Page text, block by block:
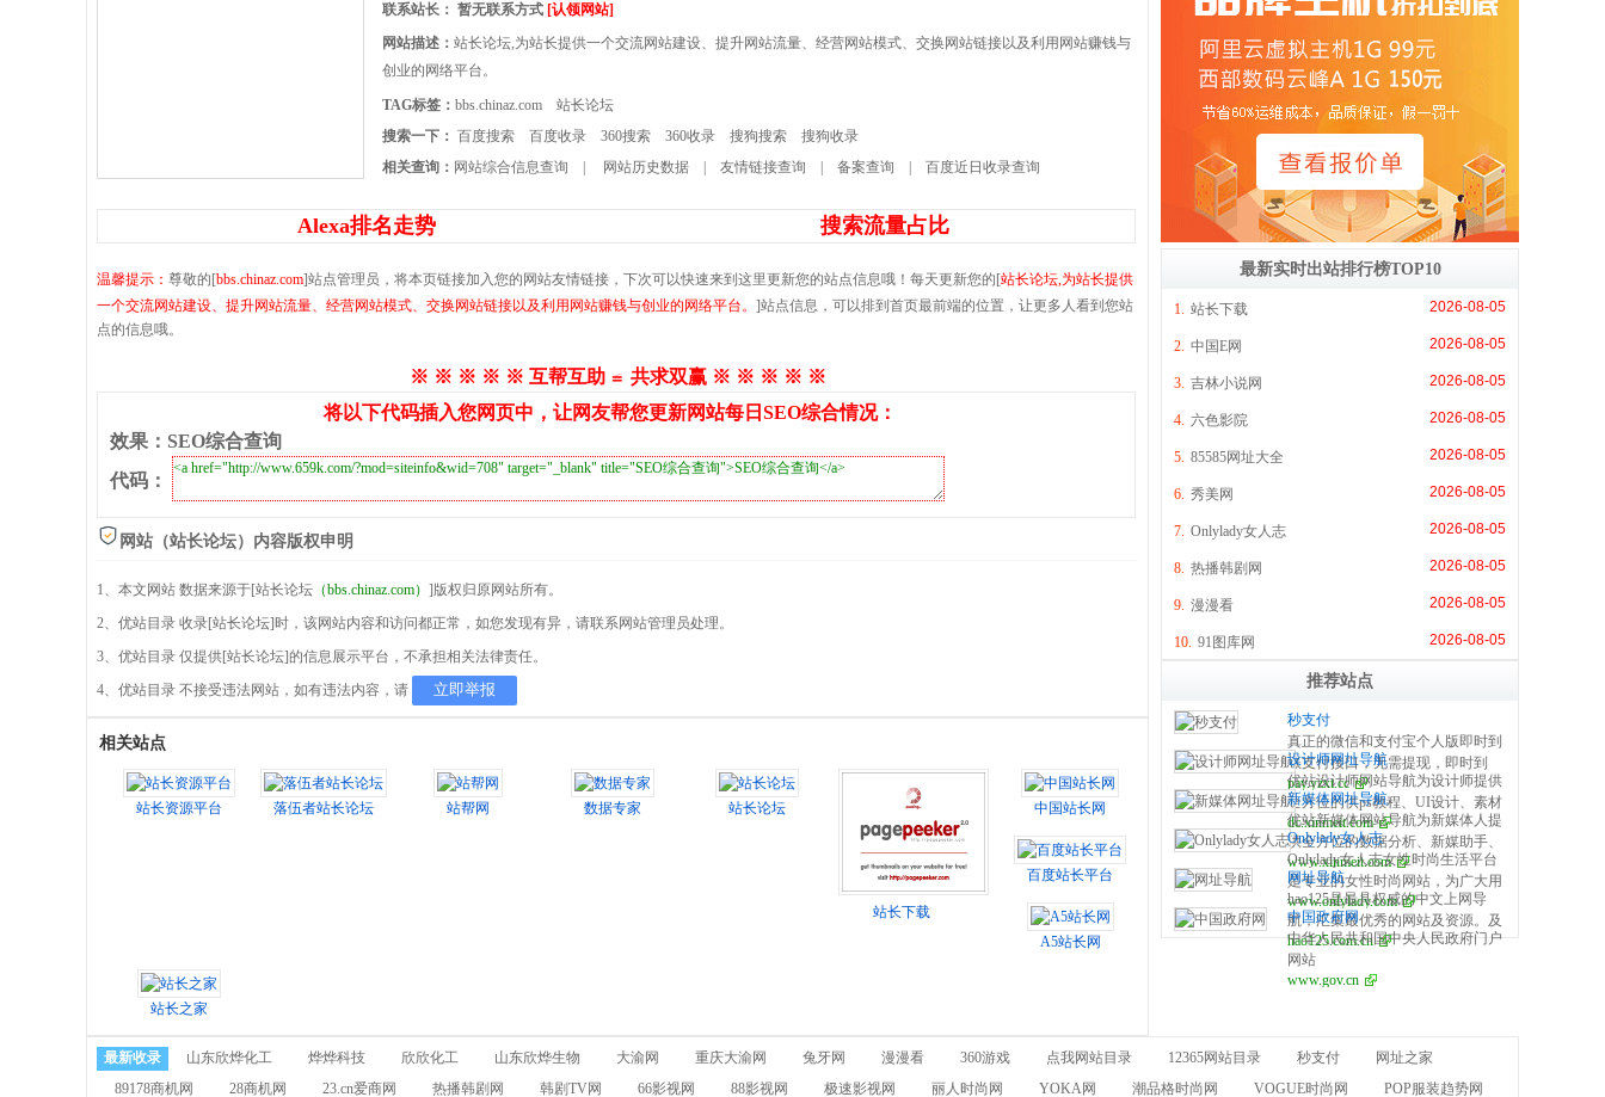
联系站长： 暂无联系方式 [认领网站]
网站描述： 站长论坛,为站长提供一个交流网站建设、提升网站流量、经营网站模式、交换网站链接以及利用网站赚钱与
创业的网络平台。
TAG标签： bbs.chinaz.com
站长论坛
搜索一下： 百度搜索 百度收录 360搜索 360收录 搜狗搜索
搜狗收录
相关查询： 网站综合信息查询 网站历史数据 友情链接查询 备案查询 百度近日收录查询
Alexa排名走势 搜索流量占比
温馨提示： 尊敬的[bbs.chinaz.com]站点管理员，将本页链接加入您的网站友情链接，下次可以快速来到这里更新您的站点信息哦！每天更新您的[站长论坛,为站长提供
一个交流网站建设、提升网站流量、经营网站模式、交换网站链接以及利用网站赚钱与创业的网络平台。 ]站点信息，可以排到首页最前端的位置，让更多人看到您站
点的信息哦。
※ ※ ※ ※ ※ 互帮互助 ≌ 共求双赢 ※ ※ ※ ※ ※
将以下代码插入您网页中，让网友帮您更新网站每日SEO综合情况：
效果 ： SEO综合查询
代码 ：
网站（站长论坛）内容版权申明
1、本文网站 数据来源于[站长论坛 （bbs.chinaz.com） ]版权归原网站所有。
2、优站目录 收录[站长论坛]时，该网站内容和访问都正常，如您发现有异，请联系网站管理员处理。
3、优站目录 仅提供[站长论坛]的信息展示平台，不承担相关法律责任。
4、优站目录 不接受违法网站，如有违法内容，请
立即举报
相关站点
站长资源平台 落伍者站长论坛 站帮网 数据专家 站长论坛
站长下载
中国站长网
百度站长平台
A5站长网
站长之家
最新实时出站排行榜TOP10
1. 站长下载 2026-08-05
2. 中国E网 2026-08-05
3. 吉林小说网 2026-08-05
4. 六色影院 2026-08-05
5. 85585网址大全 2026-08-05
6. 秀美网 2026-08-05
7. Onlylady女人志 2026-08-05
8. 热播韩剧网 2026-08-05
9. 漫漫看 2026-08-05
10. 91图库网 2026-08-05
推荐站点
秒支付
真正的微信和支付宝个人版即时到
账支付接口，无需提现，即时到
账，100%资金安全，彩虹系统合
作服务商，无需手续费，无需人工
操作，是个人收款的最佳解决方
案。
pay.yzxt.cc
设计师网址导航
优站设计师网站导航为设计师提供
全方位的供ps教程、UI设计、素材
下载、高清图库、配色方案、用户
体验、网页设计等全方位设计师网
站导航指引。每周更新及时，同时
是优站网（YOUZHAN.CO）旗下
最实用、最专业、最全面、最好用
的设计师网址导航！
dc.xinmeit.com
新媒体网址导航
优站新媒体网站导航为新媒体人提
供全方位的数据分析、新媒助手、
必备的工具资源、自媒体平台、运
营营销、学习创业等全方位新媒体
网站导航指引。每周更新及时，同
时是优站网（YOUZHAN.CO）旗
下最实用、最专业、最全面、最好
用的新媒体网址导航！
www.xinmeit.com
Onlylady女人志
Onlylady女人志女性时尚生活平台
是专业的女性时尚网站，为广大用
户提供专业的时尚潮流、美容方
法、流行趋势、服饰时装资讯，打
造专业时尚、美容、生活、达人、
互动平台。
www.onlylady.com
网址导航
hao125是最具权威的中文上网导
航，汇集最优秀的网站及资源。及
时收录影视、音乐、小说、游戏等
分类的网址和内容，让您的网络生
活更简单精彩。上网，从hao125开
hao125.com.cn
中国政府网
中华人民共和国中央人民政府门户
网站
www.gov.cn
最新收录 山东欣烨化工 烨烨科技 欣欣化工 山东欣烨生物 大渝网 重庆大渝网 兔牙网 漫漫看 360游戏 点我网站目录 12365网站目录 秒支付
网址之家
89178商机网
28商机网 23.cn爱商网 热播韩剧网 韩剧TV网 66影视网 88影视网 极速影视网 丽人时尚网 YOKA网 潮品格时尚网 VOGUE时尚网 POP服装趋势网